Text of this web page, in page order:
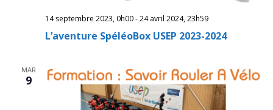
L’aventure SpéléoBox USEP 2023-2024
14 septembre 2023, 0h00-24 avril 2024, 23h59
MAR
9